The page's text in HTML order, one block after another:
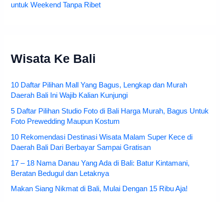
untuk Weekend Tanpa Ribet
Wisata Ke Bali
10 Daftar Pilihan Mall Yang Bagus, Lengkap dan Murah
Daerah Bali Ini Wajib Kalian Kunjungi
5 Daftar Pilihan Studio Foto di Bali Harga Murah, Bagus Untuk
Foto Prewedding Maupun Kostum
10 Rekomendasi Destinasi Wisata Malam Super Kece di
Daerah Bali Dari Berbayar Sampai Gratisan
17 – 18 Nama Danau Yang Ada di Bali: Batur Kintamani,
Beratan Bedugul dan Letaknya
Makan Siang Nikmat di Bali, Mulai Dengan 15 Ribu Aja!